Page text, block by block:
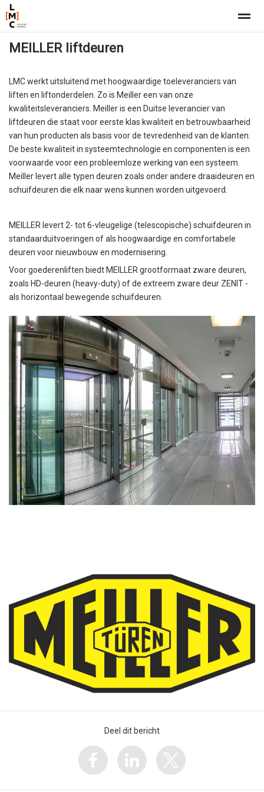
Home Nieuws Pagina's
MEILLER liftdeuren
LMC werkt uitsluitend met hoogwaardige toeleveranciers van
liften en liftonderdelen. Zo is Meiller een van onze
kwaliteitsleveranciers. Meiller is een Duitse leverancier van
liftdeuren die staat voor eerste klas kwaliteit en betrouwbaarheid
van hun producten als basis voor de tevredenheid van de klanten.
De beste kwaliteit in systeemtechnologie en componenten is een
voorwaarde voor een probleemloze werking van een systeem.
Meiller levert alle typen deuren zoals onder andere draaideuren en
schuifdeuren die elk naar wens kunnen worden uitgevoerd.
MEILLER levert 2- tot 6-vleugelige (telescopische) schuifdeuren in
standaarduitvoeringen of als hoogwaardige en comfortabele
deuren voor nieuwbouw en modernisering.
Voor goederenliften biedt MEILLER grootformaat zware deuren,
zoals HD-deuren (heavy-duty) of de extreem zware deur ZENIT -
als horizontaal bewegende schuifdeuren.
Deel dit bericht